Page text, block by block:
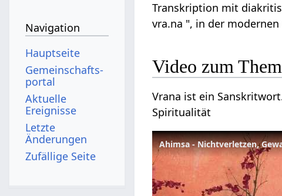
Transkription mit
vra.na ", in der
Video zum
Vrana ist ein
Spiritualität
Ahimsa - Nichtverletzen,
Navigation
Hauptseite
Gemeinschafts­
portal
Aktuelle
Ereignisse
Letzte
Änderungen
Zufällige Seite